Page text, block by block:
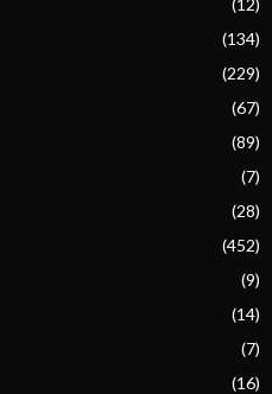
(12)
(134)
(229)
(67)
(89)
(7)
(28)
(452)
(9)
(14)
(7)
(16)